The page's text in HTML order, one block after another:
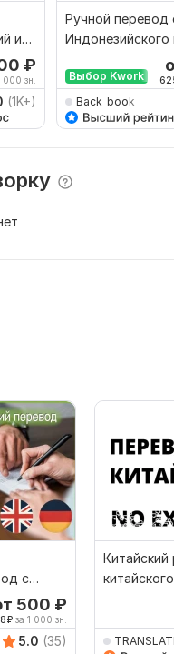
и
₽
000 зн.
(1K+)
Ручной перевод
Индонезийского
Русский и
Выбор Kwork
Back_book
с
и
500 ₽
₽ за 1 000 зн.
5.0 (35)